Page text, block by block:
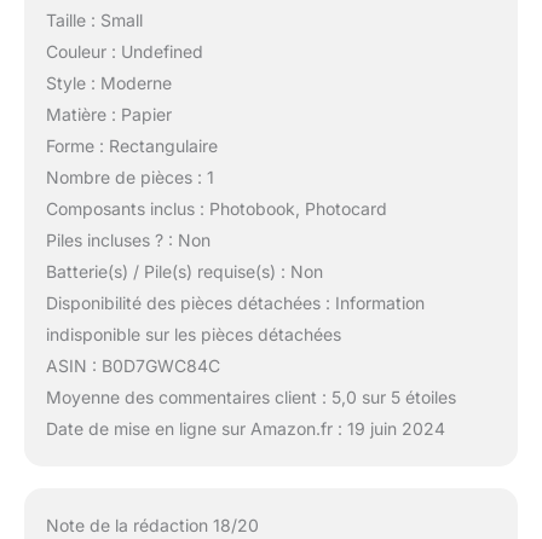
Taille : Small
Couleur : Undefined
Style : Moderne
Matière : Papier
Forme : Rectangulaire
Nombre de pièces : 1
Composants inclus : Photobook, Photocard
Piles incluses ? : Non
Batterie(s) / Pile(s) requise(s) : Non
Disponibilité des pièces détachées : Information
indisponible sur les pièces détachées
ASIN : B0D7GWC84C
Moyenne des commentaires client : 5,0 sur 5 étoiles
Date de mise en ligne sur Amazon.fr : 19 juin 2024
Note de la rédaction 18/20